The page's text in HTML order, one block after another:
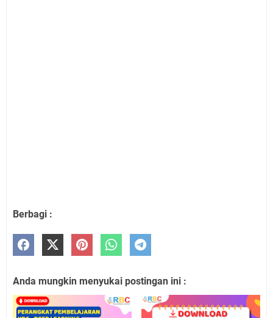
Berbagi :
Anda mungkin menyukai postingan ini :